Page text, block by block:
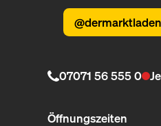
@dermarktladen
07071 56 555 0
Öffnungszeiten